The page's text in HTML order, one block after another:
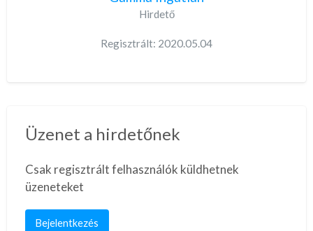
Hirdető
Regisztrált: 2020.05.04
Üzenet a hirdetőnek
Csak regisztrált felhasználók küldhetnek
üzeneteket
Bejelentkezés